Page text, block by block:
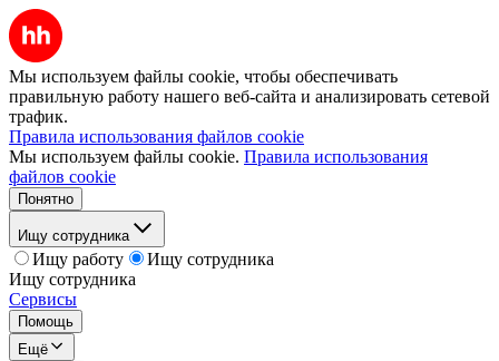
Мы используем файлы cookie, чтобы обеспечивать
правильную работу нашего веб-сайта и анализировать сетевой
трафик.
Правила использования файлов cookie
Мы используем файлы cookie. Правила использования
файлов cookie
Понятно
Ищу сотрудника
Ищу работу
Ищу сотрудника
Ищу сотрудника
Сервисы
Помощь
Ещё